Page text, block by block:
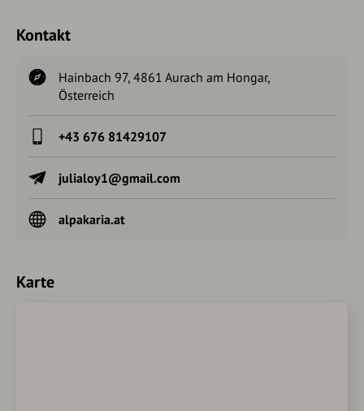
Seither stellt Julia mit ihrer Familie auf dem Kräuter- und
Alpakafaser, sowie eine Vielzahl an natürlichen
Kräuterprodukten her, welche alle ausschließlich aus dem
Kräutergarten, Wald und Wiesen geerntet werden.
Kontakt
Hainbach 97, 4861 Aurach am Hongar,
Österreich
+43 676 81429107
julialoy1@gmail.com
alpakaria.at
Karte